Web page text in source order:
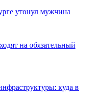
утонул мужчина
на обязательный
куда в